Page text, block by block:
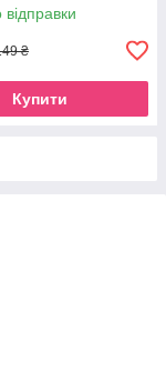
₴
Купити